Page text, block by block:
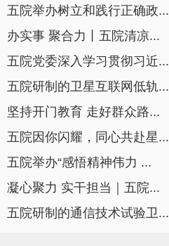
五院举办树立和践行正确政...
办实事 聚合力丨五院清凉...
五院党委深入学习贯彻习近...
五院研制的卫星互联网低轨...
坚持开门教育 走好群众路...
五院因你闪耀，同心共赴星...
五院举办“感悟精神伟力 ...
凝心聚力 实干担当｜五院...
五院研制的通信技术试验卫...